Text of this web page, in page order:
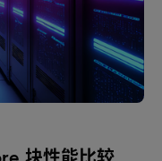
块性能比较